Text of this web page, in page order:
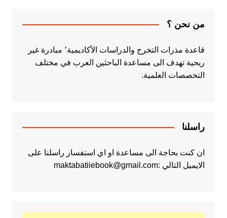
من نحن ؟
قاعدة مذرات التخرج والدراسات الأكاديمية٬ مبادرة غير
ربحية تهدف الى مساعدة الباحثين العرب في مختلف
التخصصات العلمية.
راسلنا
ان كنت بحاجة الى مساعدة او اي استفسار راسلنا على
الايميل التالي :maktabatiiebook@gmail.com